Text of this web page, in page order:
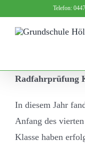
Telefon:
Radfahrprüfung
In diesem Jahr
Anfang des
Klasse haben